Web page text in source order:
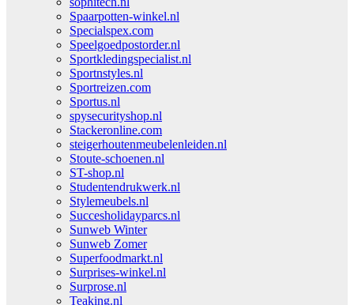
Spaarpotten-winkel.nl
Specialspex.com
Speelgoedpostorder.nl
Sportkledingspecialist.nl
Sportnstyles.nl
Sportreizen.com
Sportus.nl
spysecurityshop.nl
Stackeronline.com
steigerhoutenmeubelenleiden.nl
Stoute-schoenen.nl
ST-shop.nl
Studentendrukwerk.nl
Stylemeubels.nl
Succesholidayparcs.nl
Sunweb Winter
Sunweb Zomer
Superfoodmarkt.nl
Surprises-winkel.nl
Surprose.nl
Teaking.nl